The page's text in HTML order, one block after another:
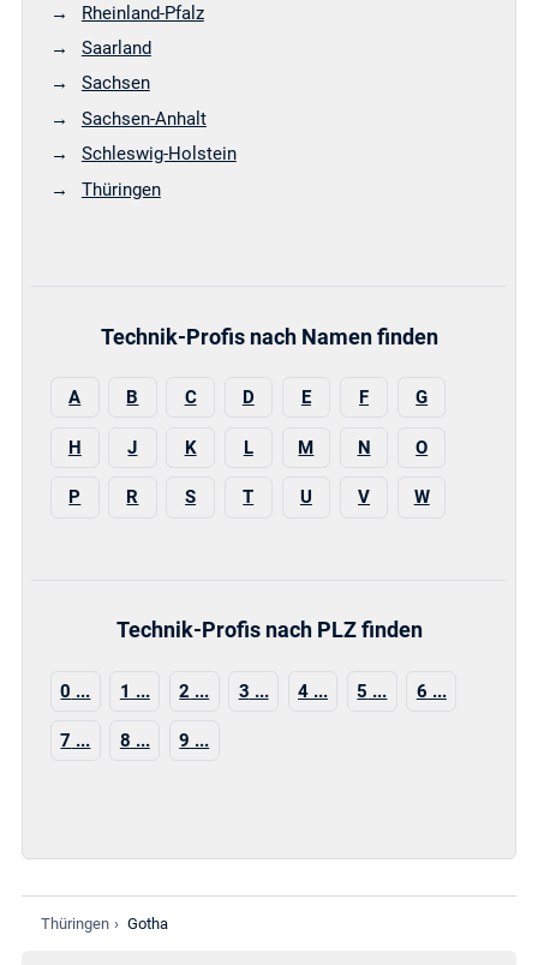
Rheinland-Pfalz
Saarland
Sachsen
Sachsen-Anhalt
Schleswig-Holstein
Thüringen
Technik-Profis nach Namen finden
A B C D E F G
H J K L M N O
P R S T U V W
Technik-Profis nach PLZ finden
0 1 2 3 4 5 6
7 8 9
Thüringen › Gotha